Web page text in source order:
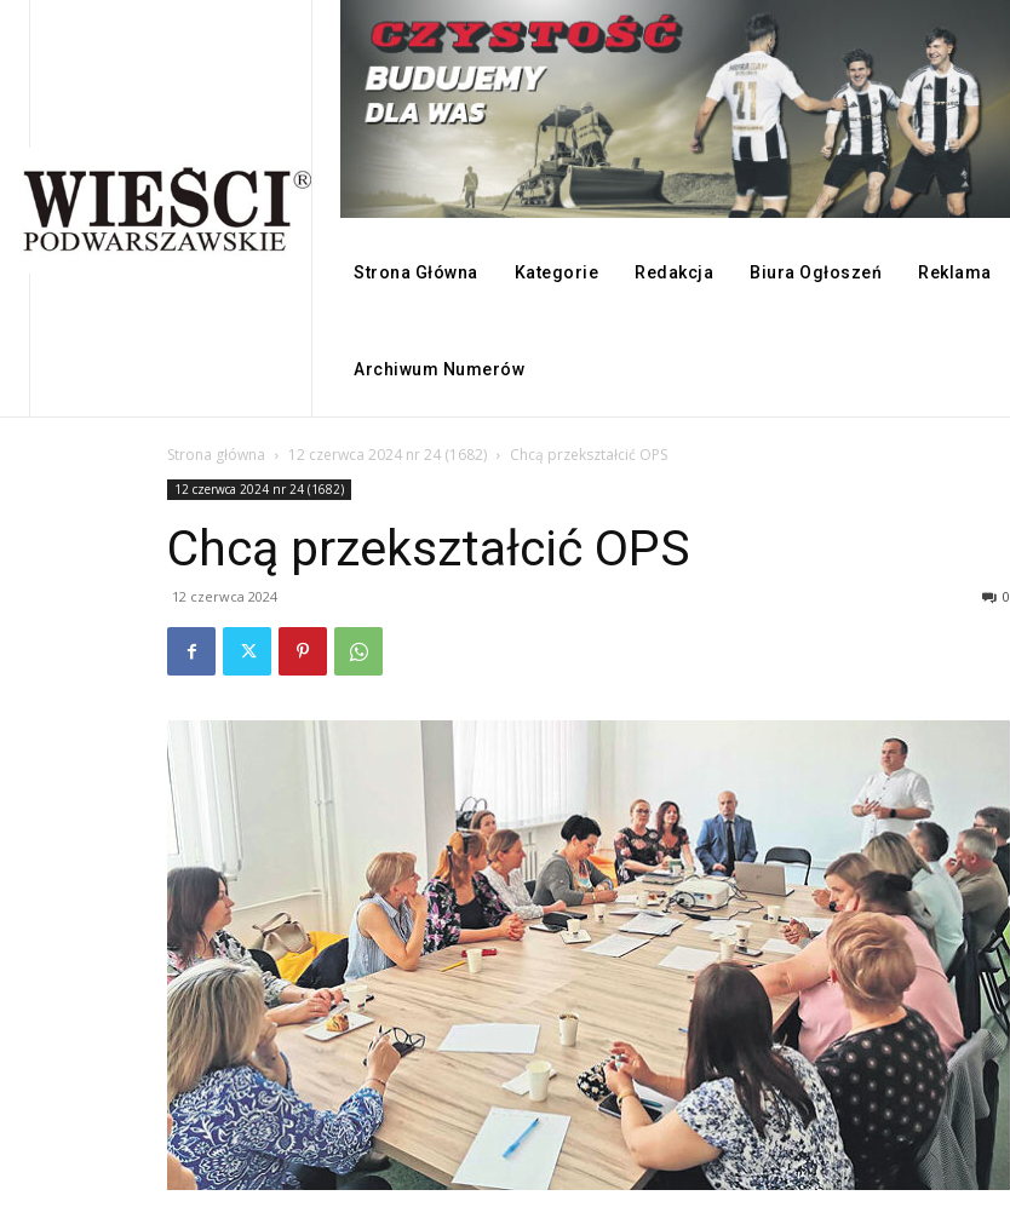
Strona Główna Kategorie Redakcja Biura Ogłoszeń Reklama
Archiwum Numerów
Strona główna 12 czerwca 2024 nr 24 (1682) Chcą przekształcić OPS
12 czerwca 2024 nr 24 (1682)
Chcą przekształcić OPS
12 czerwca 2024 0